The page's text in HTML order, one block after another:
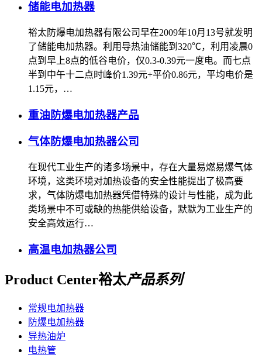
储能电加热器
裕太防爆电加热器有限公司早在2009年10月13号就发明
了储能电加热器。利用导热油储能到320℃，利用凌晨0
点到早上8点的低谷电价，仅0.3-0.39元一度电。而七点
半到中午十二点时峰价1.39元+平价0.86元，平均电价是
1.15元，…
重油防爆电加热器产品
气体防爆电加热器公司
在现代工业生产的诸多场景中，存在大量易燃易爆气体
环境，这类环境对加热设备的安全性能提出了极高要
求，气体防爆电加热器凭借特殊的设计与性能，成为此
类场景中不可或缺的热能供给设备，默默为工业生产的
安全高效运行…
高温电加热器公司
Product Center裕太产品系列
常规电加热器
防爆电加热器
导热油炉
电热管